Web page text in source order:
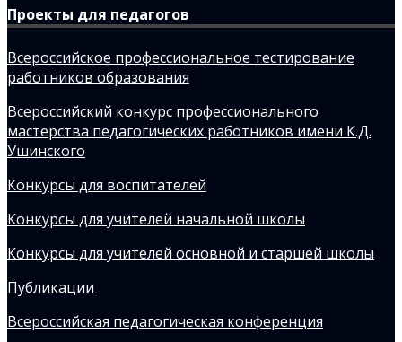
Проекты для педагогов
Всероссийское профессиональное тестирование
работников образования
Всероссийский конкурс профессионального
мастерства педагогических работников имени К.Д.
Ушинского
Конкурсы для воспитателей
Конкурсы для учителей начальной школы
Конкурсы для учителей основной и старшей школы
Публикации
Всероссийская педагогическая конференция